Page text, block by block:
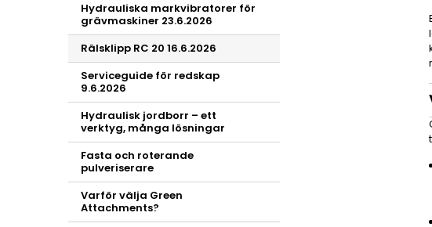
Hydrauliska markvibratorer för
grävmaskiner 23.6.2026
Rälsklipp RC 20 16.6.2026
Serviceguide för redskap
9.6.2026
Hydraulisk jordborr – ett
verktyg, många lösningar
Fasta och roterande
pulveriserare
Varför välja Green
Attachments?